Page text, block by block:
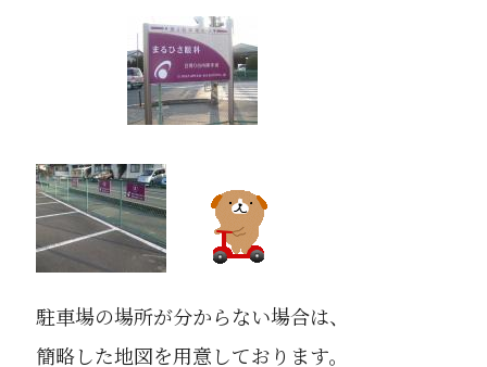
駐車場の場所が分からない場合は、
簡略した地図を用意しております。